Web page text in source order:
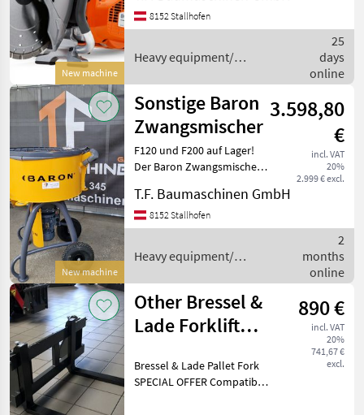
Wacker Neuson
Husqvarna
2
Stihl
2
Montabert
MARKETPLACE
Marketplace
Dealer
offers
Classifieds
New machine
Wahl, wenn Sie einen
Trennschleifer benötigen,
8152 Stallhofen
Heavy equipment/
Husqvarna
25
days
online
New machine
Sonstige Baron
Zwangsmischer
3.598,80
€
incl. VAT
20%
2.999 € excl.
F120 und F200 auf Lager!
Der Baron Zwangsmischer
Profis. Er überzeugt durch
unübertroffene
Kraftreserven, eine schnelle
T.F. Baumaschinen GmbH
8152 Stallhofen
Heavy equipment/
Sonstige
2
months
online
Other Bressel &
Lade Forklift
OFFER 1,000
890 €
incl. VAT
20%
741,67 €
excl.
Bressel & Lade Pallet Fork
SPECIAL OFFER Compatible